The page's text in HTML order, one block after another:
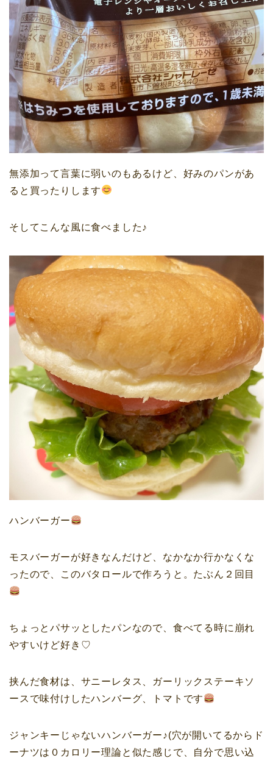
無添加って言葉に弱いのもあるけど、好みのパンがあ
ると買ったりします
そしてこんな風に食べました♪
ハンバーガー
モスバーガーが好きなんだけど、なかなか行かなくな
ったので、このバタロールで作ろうと。たぶん２回目
ちょっとパサッとしたパンなので、食べてる時に崩れ
やすいけど好き♡
挟んだ食材は、サニーレタス、ガーリックステーキソ
ースで味付けしたハンバーグ、トマトです
ジャンキーじゃないハンバーガー♪(穴が開いてるからド
ーナツは０カロリー理論と似た感じで、自分で思い込